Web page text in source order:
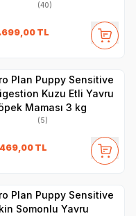
(40)
TL
Plan Puppy Sensitive
Kuzu Etli Yavru
Maması 3 kg
(5)
TL
Plan Puppy Sensitive
Somonlu Yavru